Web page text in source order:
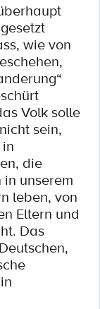
wie von
Volk solle
sein,
die
unserem
leben, von
Eltern und
Das